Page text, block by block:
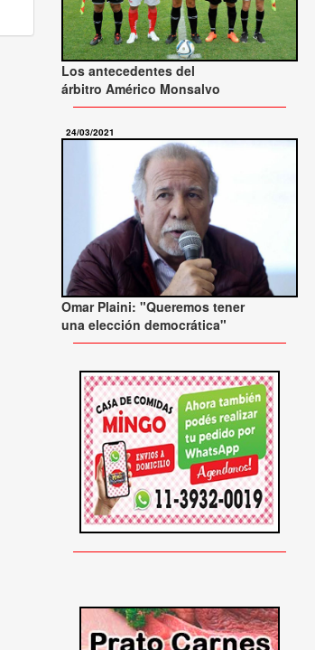
Los antecedentes del
árbitro Américo Monsalvo
24/03/2021
Omar Plaini: "Queremos tener
una elección democrática"